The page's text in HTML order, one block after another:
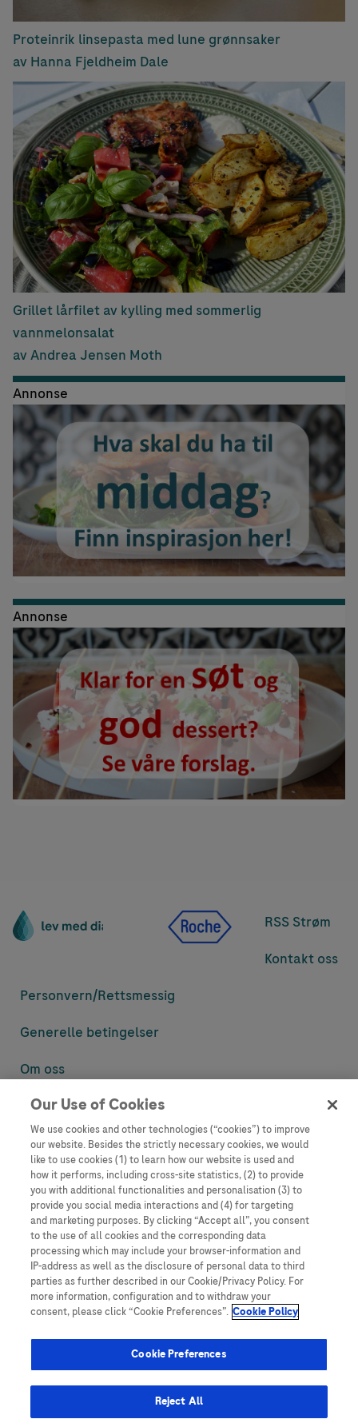
Proteinrik linsepasta med lune grønnsaker
av Hanna Fjeldheim Dale
Grillet lårfilet av kylling med sommerlig
vannmelonsalat
av Andrea Jensen Moth
Annonse
Annonse
RSS Strøm
Kontakt oss
Personvern/Rettsmessig
Generelle betingelser
Om oss
Denne nettsiden inneholder informasjon som er målsatt til en stor
informasjon som ellers ikke er tilgjengelig eller gyldig i ditt land.
Vennligst vær oppmerksom på at vi ikke tar noe ansvar for tilgang til
informasjon som muligens ikke er i samsvar med noen gyldig juridisk
prosess, regulering, registrering eller bruk i bostedslandet ditt.
Roche har ikke alltid mulighet til å kvalitetssikre andres innlegg, men
vil fjerne villedende eller upassende innlegg så langt det lar seg gjøre.
Vi har ikke ansvar for innhold på eksterne nettsider som det lenkes til.
Kopiering av materiale fra dette nettstedet for bruk annet sted er ikke
tillatt uten avtale. Nettstedet selger plass til annonsører, og slikt
innhold er merket.
Dette nettstedet er ikke beregnet for å rapportere bivirkninger eller
hendelse, se www.accu-chek.no.
© 2025, Roche. Alle rettigheter forbeholdt.
Roche Diagnostics Norge AS • Brynsengfaret 6B, Postboks 6610
Etterstad, 0607 • E-post: no.accuchek@roche.com • Telefon: 21 400
Our Use of Cookies
We use cookies and other technologies (“cookies”) to improve
our website. Besides the strictly necessary cookies, we would
like to use cookies (1) to learn how our website is used and
how it performs, including cross-site statistics, (2) to provide
you with additional functionalities and personalisation (3) to
provide you social media interactions and (4) for targeting
and marketing purposes. By clicking “Accept all”, you consent
to the use of all cookies and the corresponding data
processing which may include your browser-information and
IP-address as well as the disclosure of personal data to third
parties as further described in our Cookie/Privacy Policy. For
more information, configuration and to withdraw your
consent, please click “Cookie Preferences”. Cookie Policy
Cookie Preferences
Reject All